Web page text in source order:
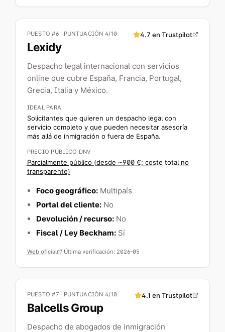
PUESTO #6 · PUNTUACIÓN 4/10
Lexidy
4.7 en Trustpilot
Despacho legal internacional con servicios
online que cubre España, Francia, Portugal,
Grecia, Italia y México.
IDEAL PARA
Solicitantes que quieren un despacho legal con
servicio completo y que pueden necesitar asesoría
más allá de inmigración o fuera de España.
PRECIO PÚBLICO DNV
Parcialmente público (desde ~900 €; coste total no
transparente)
Foco geográfico: Multipaís
Portal del cliente: No
Devolución / recurso: No
Fiscal / Ley Beckham: Sí
Web oficial ·Última verificación: 2026-05
PUESTO #7 · PUNTUACIÓN 4/10
Balcells Group
4.1 en Trustpilot
Despacho de abogados de inmigración